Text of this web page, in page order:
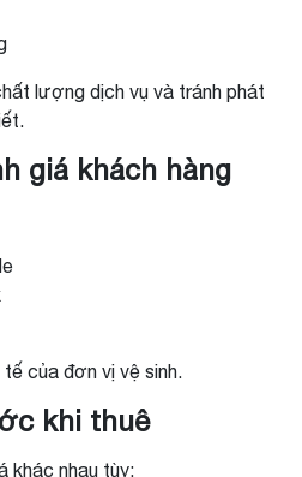
lượng dịch vụ và tránh phát
giá khách hàng
của đơn vị vệ sinh.
khi thuê
khác nhau tùy: